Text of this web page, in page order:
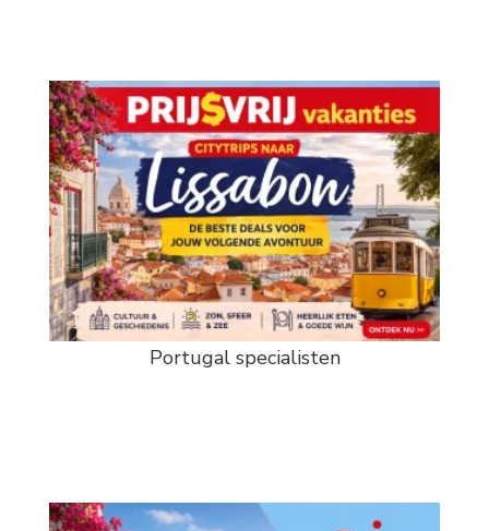
Portugal specialisten